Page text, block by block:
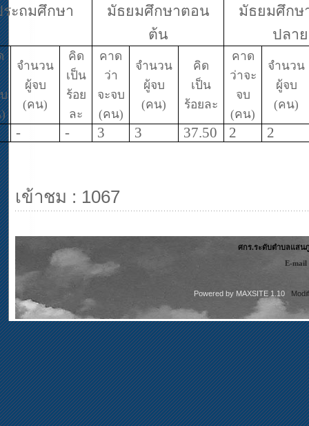
ะถมศึกษา
มัธยมศึกษาตอน
ต้น
มัธยมศึกษ
ปลาย
จำนวน
ผู้จบ
(คน)
คิด
เป็น
ร้อย
ละ
คาด
ว่า
จะจบ
(คน)
จำนวน
ผู้จบ
(คน)
คิด
เป็น
ร้อยละ
คาด
ว่าจะ
จบ
(คน)
จำนวน
ผู้จบ
(คน)
- - 3 3 37.50 2 2
เข้าชม : 1067
ศกร.ระดับตำบลแสน
E-mail
Powered by MAXSITE 1.10